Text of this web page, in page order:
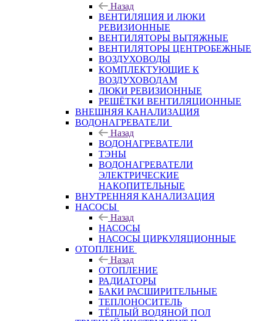
Назад
ВЕНТИЛЯЦИЯ И ЛЮКИ
РЕВИЗИОННЫЕ
ВЕНТИЛЯТОРЫ ВЫТЯЖНЫЕ
ВЕНТИЛЯТОРЫ ЦЕНТРОБЕЖНЫЕ
ВОЗДУХОВОДЫ
КОМПЛЕКТУЮЩИЕ К
ВОЗДУХОВОДАМ
ЛЮКИ РЕВИЗИОННЫЕ
РЕШЁТКИ ВЕНТИЛЯЦИОННЫЕ
ВНЕШНЯЯ КАНАЛИЗАЦИЯ
ВОДОНАГРЕВАТЕЛИ
Назад
ВОДОНАГРЕВАТЕЛИ
ТЭНЫ
ВОДОНАГРЕВАТЕЛИ
ЭЛЕКТРИЧЕСКИЕ
НАКОПИТЕЛЬНЫЕ
ВНУТРЕННЯЯ КАНАЛИЗАЦИЯ
НАСОСЫ
Назад
НАСОСЫ
НАСОСЫ ЦИРКУЛЯЦИОННЫЕ
ОТОПЛЕНИЕ
Назад
ОТОПЛЕНИЕ
РАДИАТОРЫ
БАКИ РАСШИРИТЕЛЬНЫЕ
ТЕПЛОНОСИТЕЛЬ
ТЁПЛЫЙ ВОДЯНОЙ ПОЛ